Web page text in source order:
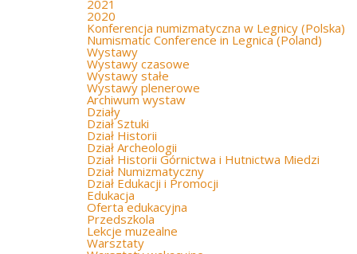
2021
2020
Konferencja numizmatyczna w Legnicy (Polska)
Numismatic Conference in Legnica (Poland)
Wystawy
Wystawy czasowe
Wystawy stałe
Wystawy plenerowe
Archiwum wystaw
Działy
Dział Sztuki
Dział Historii
Dział Archeologii
Dział Historii Górnictwa i Hutnictwa Miedzi
Dział Numizmatyczny
Dział Edukacji i Promocji
Edukacja
Oferta edukacyjna
Przedszkola
Lekcje muzealne
Warsztaty